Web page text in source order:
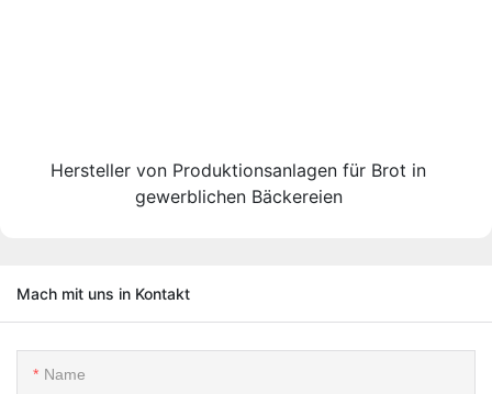
Hersteller von Produktionsanlagen für Brot in
gewerblichen Bäckereien
Mach mit uns in Kontakt
Name